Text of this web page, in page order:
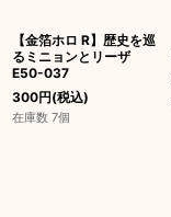
【金箔ホロ R】歴史を巡
るミニョンとリーザ
E50-037
300円(税込)
在庫数 7個